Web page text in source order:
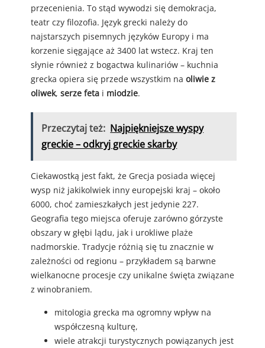
przecenienia. To stąd wywodzi się demokracja,
teatr czy filozofia. Język grecki należy do
najstarszych pisemnych języków Europy i ma
korzenie sięgające aż 3400 lat wstecz. Kraj ten
słynie również z bogactwa kulinariów – kuchnia
grecka opiera się przede wszystkim na oliwie z
oliwek, serze feta i miodzie.
Przeczytaj też: Najpiękniejsze wyspy
greckie – odkryj greckie skarby
Ciekawostką jest fakt, że Grecja posiada więcej
wysp niż jakikolwiek inny europejski kraj – około
6000, choć zamieszkałych jest jedynie 227.
Geografia tego miejsca oferuje zarówno górzyste
obszary w głębi lądu, jak i urokliwe plaże
nadmorskie. Tradycje różnią się tu znacznie w
zależności od regionu – przykładem są barwne
wielkanocne procesje czy unikalne święta związane
z winobraniem.
mitologia grecka ma ogromny wpływ na
współczesną kulturę,
wiele atrakcji turystycznych powiązanych jest